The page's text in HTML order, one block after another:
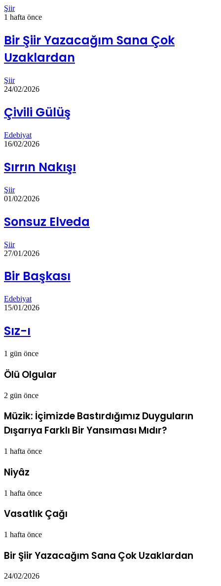
Şiir
1 hafta önce
Bir Şiir Yazacağım Sana Çok
Uzaklardan
Şiir
24/02/2026
Çivili Gülüş
Edebiyat
16/02/2026
Sırrın Nakışı
Şiir
01/02/2026
Sonsuz Elveda
Şiir
27/01/2026
Bir Başkası
Edebiyat
15/01/2026
Sız-ı
1 gün önce
Ölü Olgular
2 gün önce
Müzik: İçimizde Bastırdığımız Duyguların
Dışarıya Farklı Bir Yansıması Mıdır?
1 hafta önce
Niyâz
1 hafta önce
Vasatlık Çağı
1 hafta önce
Bir Şiir Yazacağım Sana Çok Uzaklardan
24/02/2026